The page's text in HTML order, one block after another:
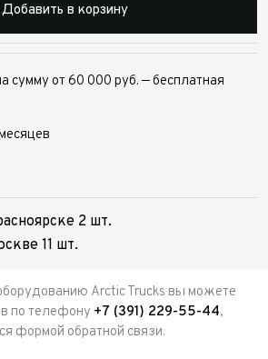
Добавить в корзину
сумму от 60 000 руб. — бесплатная
2 шт.
11 шт.
Arctic Trucks вы можете
по телефону +7 (391) 229-55-44,
формой обратной связи.